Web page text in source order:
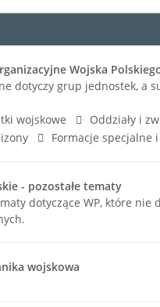
Wojska
dotyczy grup jednostek, a
wojskowe
Oddziały i
Formacje specjalne
- pozostałe tematy
dotyczące WP, które
wojskowa